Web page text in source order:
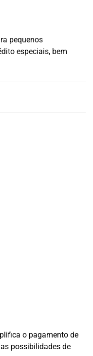
pequenos
especiais, bem
o pagamento de
possibilidades de